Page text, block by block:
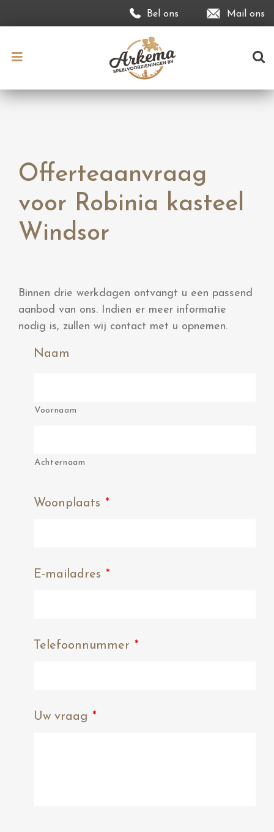
Bel ons Mail ons
Offerteaanvraag
voor Robinia kasteel
Windsor
Binnen drie werkdagen ontvangt u een passend
aanbod van ons. Indien er meer informatie
nodig is, zullen wij contact met u opnemen.
Naam
Voornaam
Achternaam
Woonplaats *
E-mailadres *
Telefoonnummer *
Uw vraag *